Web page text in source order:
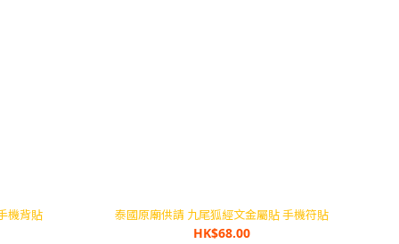
機背貼 泰國原廟供請 九尾狐經文金屬貼 手機符貼
HK$68.00